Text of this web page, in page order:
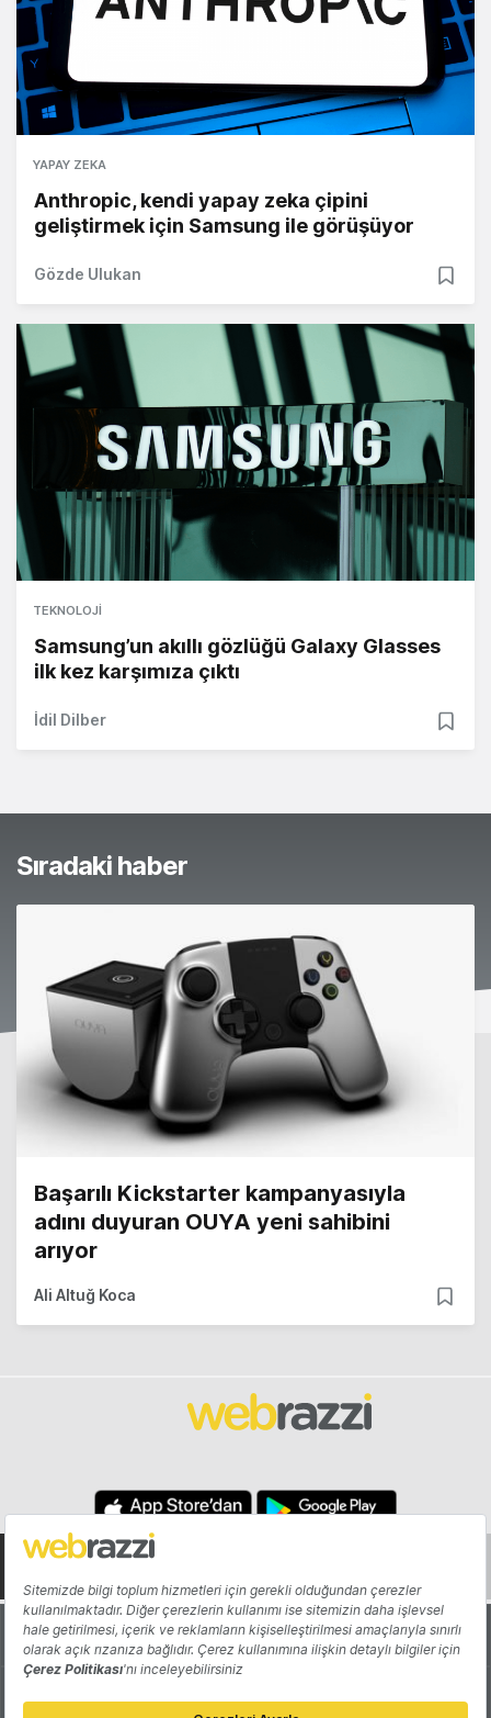
YAPAY ZEKA
Anthropic, kendi yapay zeka çipini
geliştirmek için Samsung ile görüşüyor
Gözde Ulukan
TEKNOLOJI
Samsung’un akıllı gözlüğü Galaxy Glasses
ilk kez karşımıza çıktı
İdil Dilber
Sıradaki haber
Başarılı Kickstarter kampanyasıyla
adını duyuran OUYA yeni sahibini
arıyor
Ali Altuğ Koca
Hakkında Yazarlar
Katkıda Bulun Reklam